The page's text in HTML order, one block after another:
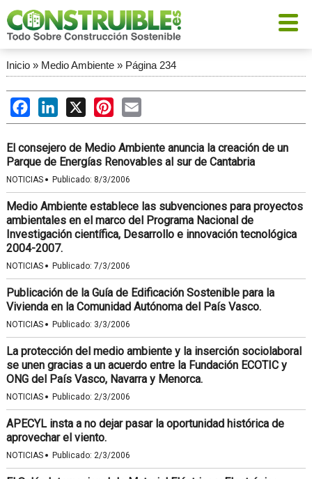
Inicio» Medio Ambiente» Página 234
FacebookLinkedIn
X PinterestEmail
El consejero de Medio Ambiente anuncia la creación de un
Parque de Energías Renovables al sur de Cantabria
NOTICIAS · Publicado: 8/3/2006
Medio Ambiente establece las subvenciones para proyectos
ambientales en el marco del Programa Nacional de
Investigación científica, Desarrollo e innovación tecnológica
2004-2007.
NOTICIAS · Publicado: 7/3/2006
Publicación de la Guía de Edificación Sostenible para la
Vivienda en la Comunidad Autónoma del País Vasco.
NOTICIAS · Publicado: 3/3/2006
La protección del medio ambiente y la inserción sociolaboral
se unen gracias a un acuerdo entre la Fundación ECOTIC y
ONG del País Vasco, Navarra y Menorca.
NOTICIAS · Publicado: 2/3/2006
APECYL insta a no dejar pasar la oportunidad histórica de
aprovechar el viento.
NOTICIAS · Publicado: 2/3/2006